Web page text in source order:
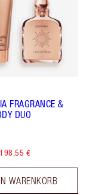
FRAGRANCE &
DUO
198,55 €
WARENKORB